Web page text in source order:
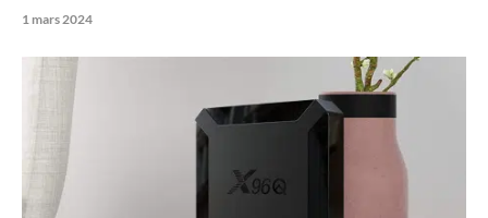
1 mars 2024